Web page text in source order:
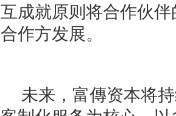
互成就原则将合作伙
合作方发展。
未来，富傳资本将